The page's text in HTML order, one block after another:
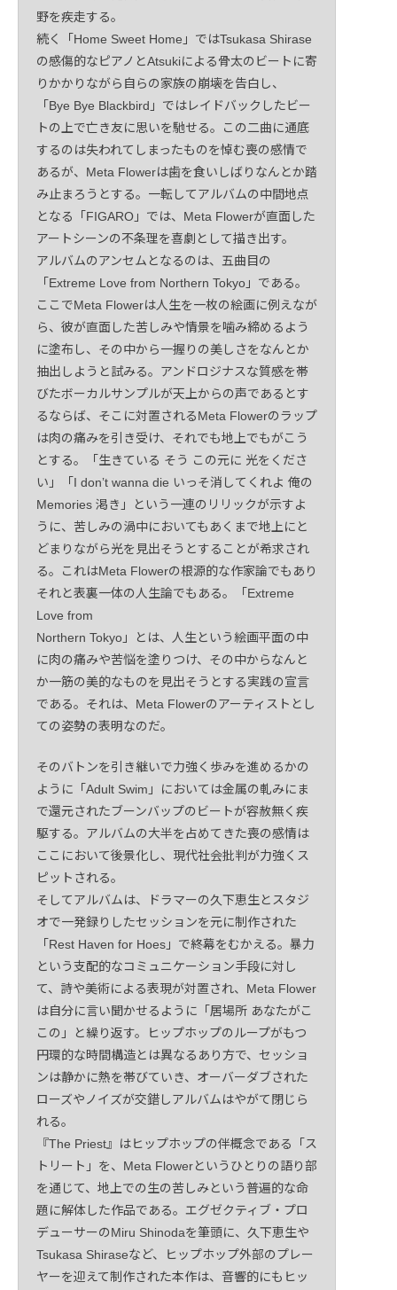
野を疾走する。
続く「Home Sweet Home」ではTsukasa Shirase
の感傷的なピアノとAtsukiによる骨太のビートに寄
りかかりながら自らの家族の崩壊を告白し、
「Bye Bye Blackbird」ではレイドバックしたビー
トの上で亡き友に思いを馳せる。この二曲に通底
するのは失われてしまったものを悼む喪の感情で
あるが、Meta Flowerは歯を食いしばりなんとか踏
み止まろうとする。一転してアルバムの中間地点
となる「FIGARO」では、Meta Flowerが直面した
アートシーンの不条理を喜劇として描き出す。
アルバムのアンセムとなるのは、五曲目の
「Extreme Love from Northern Tokyo」である。
ここでMeta Flowerは人生を一枚の絵画に例えなが
ら、彼が直面した苦しみや情景を噛み締めるよう
に塗布し、その中から一握りの美しさをなんとか
抽出しようと試みる。アンドロジナスな質感を帯
びたボーカルサンプルが天上からの声であるとす
るならば、そこに対置されるMeta Flowerのラップ
は肉の痛みを引き受け、それでも地上でもがこう
とする。「生きている そう この元に 光をくださ
い」「I donʼt wanna die いっそ消してくれよ 俺の
Memories 渇き」という一連のリリックが示すよ
うに、苦しみの渦中においてもあくまで地上にと
どまりながら光を見出そうとすることが希求され
る。これはMeta Flowerの根源的な作家論でもあり
それと表裏一体の人生論でもある。「Extreme
Love from
Northern Tokyo」とは、人生という絵画平面の中
に肉の痛みや苦悩を塗りつけ、その中からなんと
か一筋の美的なものを見出そうとする実践の宣言
である。それは、Meta Flowerのアーティストとし
ての姿勢の表明なのだ。
そのバトンを引き継いで力強く歩みを進めるかの
ように「Adult Swim」においては金属の軋みにま
で還元されたブーンバップのビートが容赦無く疾
駆する。アルバムの大半を占めてきた喪の感情は
ここにおいて後景化し、現代社会批判が力強くス
ピットされる。
そしてアルバムは、ドラマーの久下恵生とスタジ
オで一発録りしたセッションを元に制作された
「Rest Haven for Hoes」で終幕をむかえる。暴力
という支配的なコミュニケーション手段に対し
て、詩や美術による表現が対置され、Meta Flower
は自分に言い聞かせるように「居場所 あなたがこ
この」と繰り返す。ヒップホップのループがもつ
円環的な時間構造とは異なるあり方で、セッショ
ンは静かに熱を帯びていき、オーバーダブされた
ローズやノイズが交錯しアルバムはやがて閉じら
れる。
『The Priest』はヒップホップの伴概念である「ス
トリート」を、Meta Flowerというひとりの語り部
を通じて、地上での生の苦しみという普遍的な命
題に解体した作品である。エグゼクティブ・プロ
デューサーのMiru Shinodaを筆頭に、久下恵生や
Tsukasa Shiraseなど、ヒップホップ外部のプレー
ヤーを迎えて制作された本作は、音響的にもヒッ